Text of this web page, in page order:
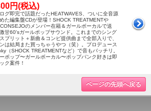
円(税込)
グ即完で話題だったHEATWAVES、ついに全音源
た編集盤CDが登場！SHOCK TREATMENTや
のメンバー在籍＆ガールボーカルで送
甘60'sガールポップサウンド。これまでのシング
プリット＋新曲＆コンピ提供曲まで全部入りで、
は結局また買っちゃうやつ（笑）。プロデュース
（SHOCK TREATMENTなど）で音もバッチリ。
ポップ〜ガールボーカル〜ポップパンク好きは即
ク案件！
ページの先頭へ戻る